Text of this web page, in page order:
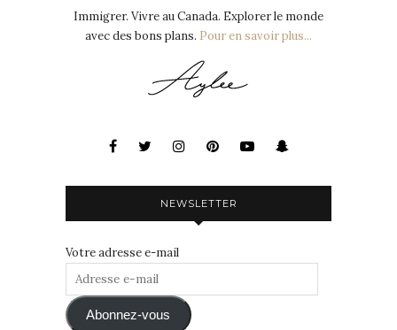
Immigrer. Vivre au Canada. Explorer le monde
avec des bons plans. Pour en savoir plus...
NEWSLETTER
Votre adresse e-mail
Adresse
mail Abonnez-vous